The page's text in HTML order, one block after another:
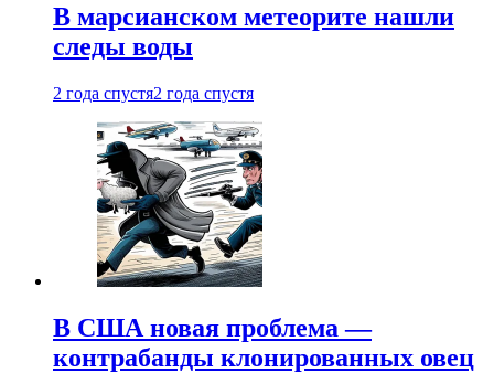
В марсианском метеорите нашли
следы воды
2 года спустя2 года спустя
В США новая проблема —
контрабанды клонированных овец